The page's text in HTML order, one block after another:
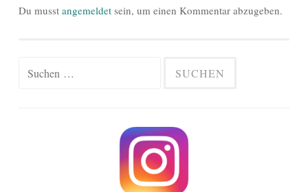
Du musst angemeldet sein, um einen Kommentar abzugeben.
Suchen